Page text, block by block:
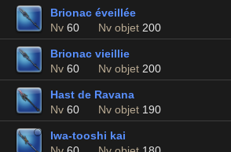
Brionac éveillée
Nv 60 Nv objet 200
Brionac vieillie
Nv 60 Nv objet 200
Hast de Ravana
Nv 60 Nv objet 190
Iwa-tooshi kai